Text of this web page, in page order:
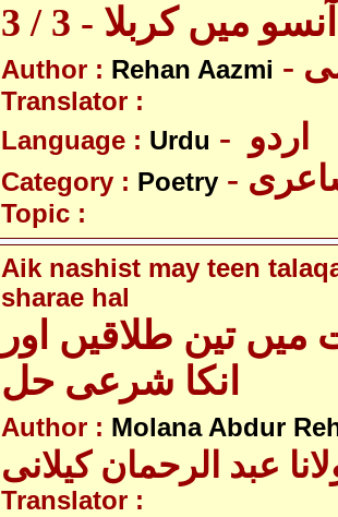
میں کربلا - 3 / 3
Author : Rehan Aazmi
Translator :
Language : Urdu
Category : Poetry
Topic :
Aik nashist may teen
sharae hal
تین طلاقیں اور
انکا شرعی حل
Author : Molana Abdur
عبد الرحمان کیلانی
Translator :